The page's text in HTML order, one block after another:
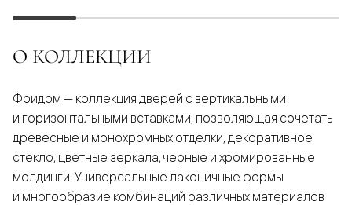
О КОЛЛЕКЦИИ
Фридом — коллекция дверей с вертикальными
и горизонтальными вставками, позволяющая сочетать
древесные и монохромных отделки, декоративное
стекло, цветные зеркала, черные и хромированные
молдинги. Универсальные лаконичные формы
и многообразие комбинаций различных материалов